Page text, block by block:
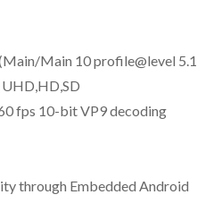
Main 10 profile@level 5.1
fps 10-bit VP9 decoding
through Embedded Android